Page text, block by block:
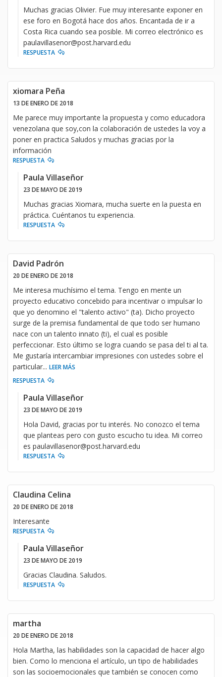
Muchas gracias Olivier. Fue muy interesante exponer en
ese foro en Bogotá hace dos años. Encantada de ir a
Costa Rica cuando sea posible. Mi correo electrónico es
paulavillasenor@post.harvard.edu
RESPUESTA
xiomara Peña
13 DE ENERO DE 2018
Me parece muy importante la propuesta y como educadora
venezolana que soy,con la colaboración de ustedes la voy a
poner en practica Saludos y muchas gracias por la
información
RESPUESTA
Paula Villaseñor
23 DE MAYO DE 2019
Muchas gracias Xiomara, mucha suerte en la puesta en
práctica. Cuéntanos tu experiencia.
RESPUESTA
David Padrón
20 DE ENERO DE 2018
Me interesa muchísimo el tema. Tengo en mente un
proyecto educativo concebido para incentivar o impulsar lo
que yo denomino el "talento activo" (ta). Dicho proyecto
surge de la premisa fundamental de que todo ser humano
nace con un talento innato (ti), el cual es posible
perfeccionar. Esto último se logra cuando se pasa del ti al ta.
Me gustaría intercambiar impresiones con ustedes sobre el
particular... LEER MÁS
RESPUESTA
Paula Villaseñor
23 DE MAYO DE 2019
Hola David, gracias por tu interés. No conozco el tema
que planteas pero con gusto escucho tu idea. Mi correo
es paulavillasenor@post.harvard.edu
RESPUESTA
Claudina Celina
20 DE ENERO DE 2018
Interesante
RESPUESTA
Paula Villaseñor
23 DE MAYO DE 2019
Gracias Claudina. Saludos.
RESPUESTA
martha
20 DE ENERO DE 2018
Hola Martha, las habilidades son la capacidad de hacer algo
bien. Como lo menciona el artículo, un tipo de habilidades
son las socioemocionales que también se conocen como